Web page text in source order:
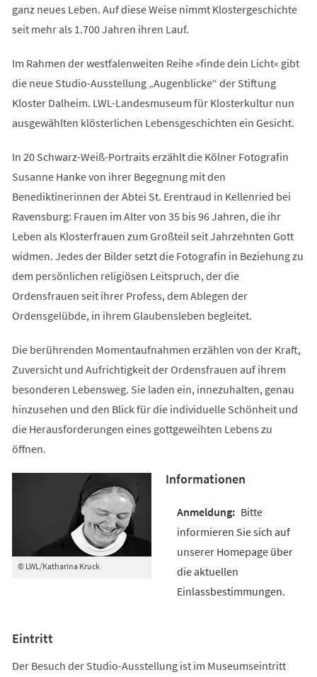
ganz neues Leben. Auf diese Weise nimmt Klostergeschichte
seit mehr als 1.700 Jahren ihren Lauf.
Im Rahmen der westfalenweiten Reihe »finde dein Licht« gibt
die neue Studio-Ausstellung „Augenblicke“ der Stiftung
Kloster Dalheim. LWL-Landesmuseum für Klosterkultur nun
ausgewählten klösterlichen Lebensgeschichten ein Gesicht.
In 20 Schwarz-Weiß-Portraits erzählt die Kölner Fotografin
Susanne Hanke von ihrer Begegnung mit den
Benediktinerinnen der Abtei St. Erentraud in Kellenried bei
Ravensburg: Frauen im Alter von 35 bis 96 Jahren, die ihr
Leben als Klosterfrauen zum Großteil seit Jahrzehnten Gott
widmen. Jedes der Bilder setzt die Fotografin in Beziehung zu
dem persönlichen religiösen Leitspruch, der die
Ordensfrauen seit ihrer Profess, dem Ablegen der
Ordensgelübde, in ihrem Glaubensleben begleitet.
Die berührenden Momentaufnahmen erzählen von der Kraft,
Zuversicht und Aufrichtigkeit der Ordensfrauen auf ihrem
besonderen Lebensweg. Sie laden ein, innezuhalten, genau
hinzusehen und den Blick für die individuelle Schönheit und
die Herausforderungen eines gottgeweihten Lebens zu
öffnen.
© LWL/Katharina Kruck
Informationen
Bitte
informieren Sie sich auf
unserer Homepage über
die aktuellen
Einlassbestimmungen.
Eintritt
Der Besuch der Studio-Ausstellung ist im Museumseintritt